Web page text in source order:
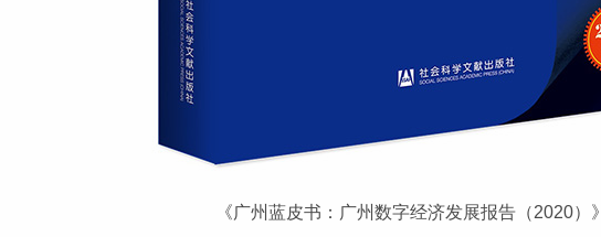
《广州蓝皮书：广州数字经济发展报告（2020）》